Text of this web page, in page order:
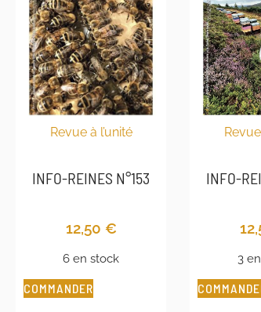
Revue à l’unité
INFO-REINES N°153
12,50 €
6 en stock
COMMANDER
INFO-
3